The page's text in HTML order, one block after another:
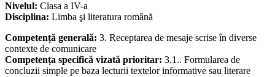
Nivelul: Clasa a IV-a
Disciplina: Limba şi literatura română
Competență generală: 3. Receptarea de mesaje scrise în diverse
contexte de comunicare
Competența specifică vizată prioritar: 3.1.. Formularea de
concluzii simple pe baza lecturii textelor informative sau literare